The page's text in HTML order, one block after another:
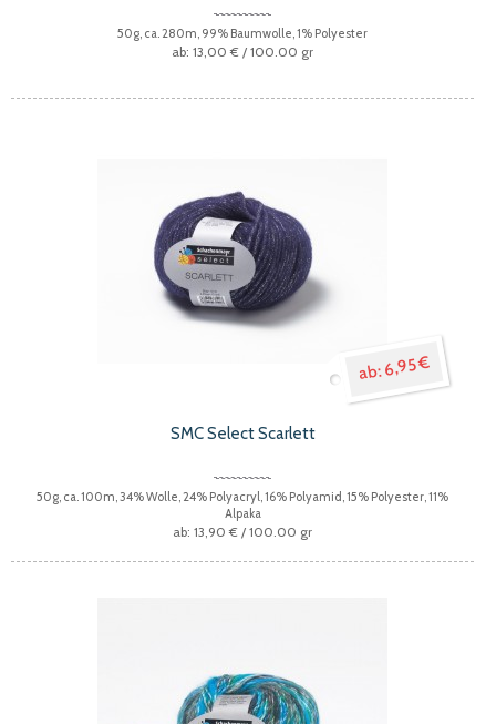
50g, ca. 280m, 99% Baumwolle, 1% Polyester
13,00 € / 100.00 gr
6,95 €
SMC Select Scarlett
50g, ca. 100m, 34% Wolle, 24% Polyacryl, 16% Polyamid, 15% Polyester, 11%
Alpaka
13,90 € / 100.00 gr